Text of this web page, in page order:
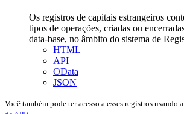
Os registros de capitais estrangeiros
tipos de operações, criadas ou
data-base, no âmbito do sistema de
HTML
API
OData
JSON
Você também pode ter acesso a esses registros usando a